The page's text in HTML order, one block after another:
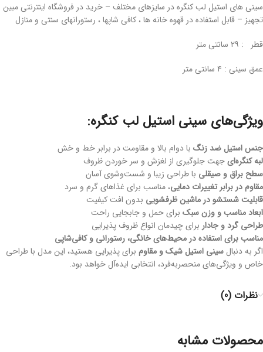
سینی های استیل لب کنگره در سایزهای مختلف – خرید در فروشگاه اینترنتی مبین
تجهیز – قابل استفاده در قهوه خانه ها ، کافی شاپها ، رستورانهای سنتی و منازل
قطر : ۲۹ سانتی متر
عمق سینی : ۴ سانتی متر
ویژگی‌های سینی استیل لب کنگره:
جنس استیل ضد زنگ با دوام بالا و مقاومت در برابر خط و خش
لبه کنگره‌ایجهت جلوگیری از لغزش و سر خوردن ظروف
سطح براق و صیقلی با طراحی زیبا و شست‌وشوی آسان
مقاوم در برابر تغییرات دمایی، مناسب برای غذاهای گرم و سرد
قابلیت شستشو در ماشین ظرفشویی بدون افت کیفیت
ابعاد مناسب و وزن سبک برای حمل و جابجایی راحت
طراحی گرد و جادار برای چیدمان انواع ظروف پذیرایی
مناسب برای استفاده در محیط‌های خانگی، رستورانی و کافی‌شاپی
اگر به دنبال سینی استیل شیک و مقاوم برای پذیرایی هستید، این مدل با طراحی
خاص و ویژگی‌های منحصر‌به‌فرد، انتخابی ایده‌آل خواهد بود.
نظرات (0)
محصولات مشابه